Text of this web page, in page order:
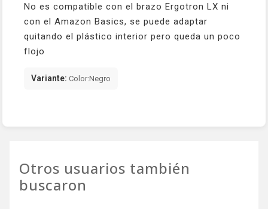
No es compatible con el brazo Ergotron LX ni
con el Amazon Basics, se puede adaptar
quitando el plástico interior pero queda un poco
flojo
Variante: Color:Negro
Otros usuarios también
buscaron